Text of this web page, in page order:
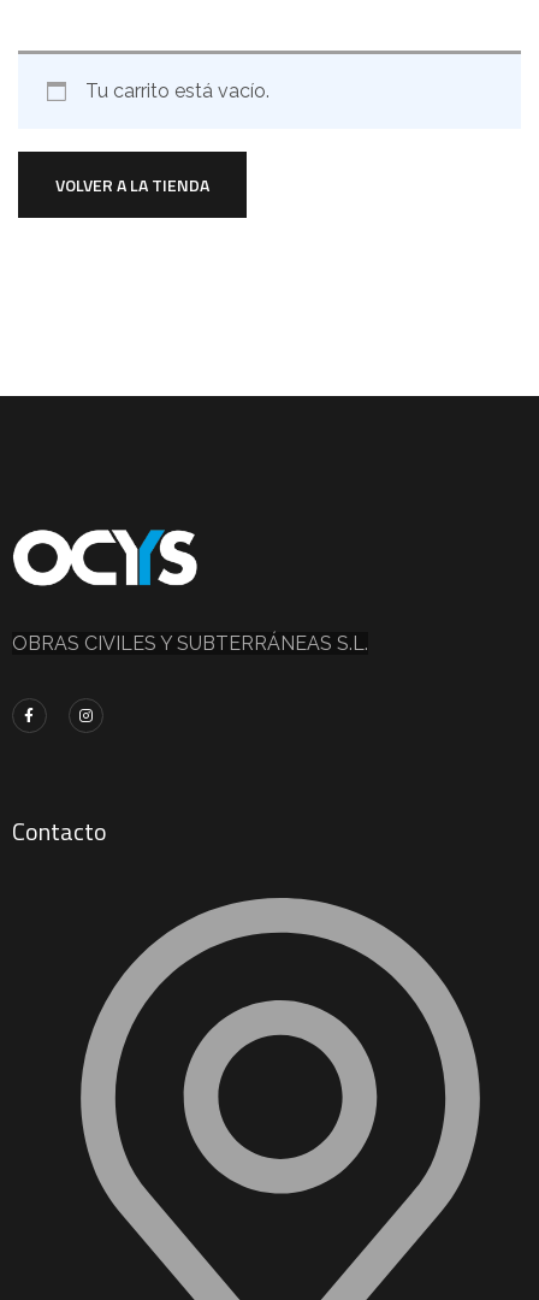
Tu carrito está vacío.
VOLVER A LA TIENDA
OBRAS CIVILES Y SUBTERRÁNEAS S.L.
Contacto